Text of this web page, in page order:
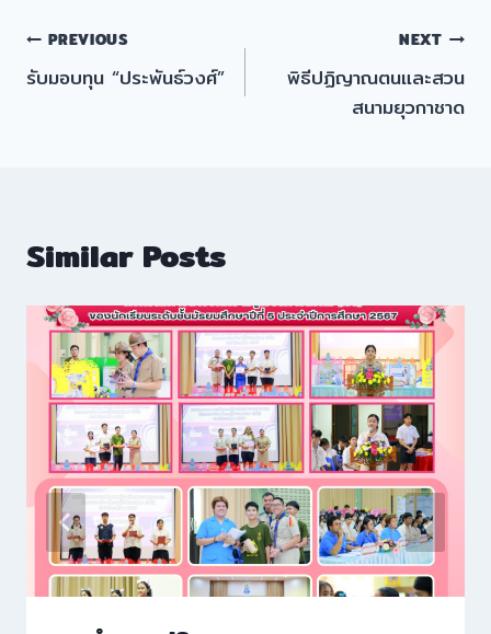
แนะแนว
เรื่อง
PREVIOUS
รับมอบทุน “ประพันธ์วงศ์”
NEXT
พิธีปฏิญาณตนและสวน
สนามยุวกาชาด
Similar Posts